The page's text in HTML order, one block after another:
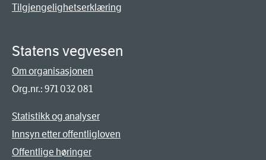
Tilgjengelighetserklæring
Statens vegvesen
Om organisasjonen
Org.nr.: 971 032 081
Statistikk og analyser
Innsyn etter offentligloven
Offentlige høringer